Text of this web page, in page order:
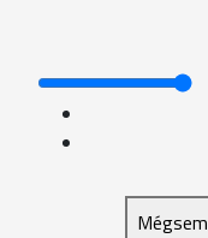
Mégsem